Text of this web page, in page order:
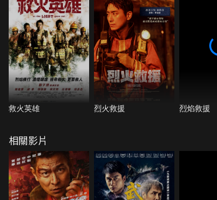
救火英雄 烈火救援 烈焰救援
相關影片